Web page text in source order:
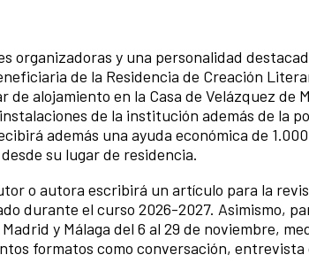
organizadoras y una personalidad
de la Residencia de Creación
alojamiento en la Casa de Velázquez de
de la institución además de la
además una ayuda económica de
su lugar de residencia.
o autora escribirá un artículo para la
durante el curso 2026-2027. Asimismo,
y Málaga del 6 al 29 de noviembre,
formatos como conversación, entrevista